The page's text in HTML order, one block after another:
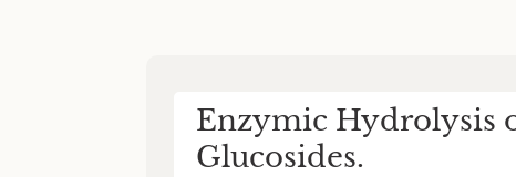
Enzymic Hydrolysis
Glucosides.